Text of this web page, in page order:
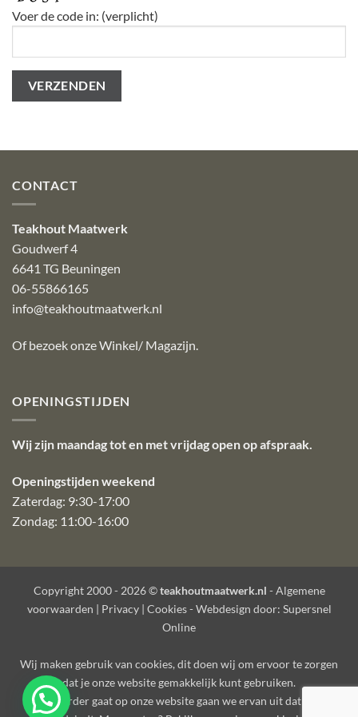
Voer de code in: (verplicht)
CONTACT
Teakhout Maatwerk
Goudwerf 4
6641 TG Beuningen
06-55866165
info@teakhoutmaatwerk.nl
Of bezoek onzeWinkel/ Magazijn.
OPENINGSTIJDEN
Wij zijn maandag tot en met vrijdag open op afspraak.
Openingstijden weekend
Zaterdag: 9:30-17:00
Zondag: 11:00-16:00
Copyright 2000 - 2026 ©teakhoutmaatwerk.nl - Algemene
voorwaarden | Privacy| Cookies- Webdesign door: Supersnel
Online
Wij maken gebruik van cookies, dit doen wij om ervoor te zorgen
dat je onze website gemakkelijk kunt gebruiken.
Als je verder gaat op onze website gaan we ervan uit dat je dat